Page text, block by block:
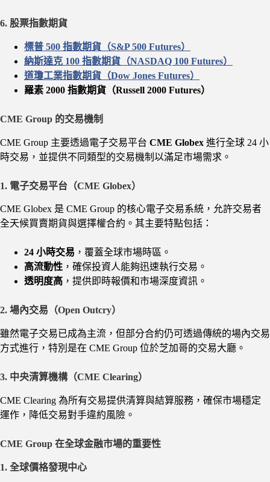
6. 股票指數期貨
標普 500 指數期貨（S&P 500 Futures）
納斯達克 100 指數期貨（NASDAQ 100 Futures）
道瓊工業指數期貨（Dow Jones Futures）
羅素 2000 指數期貨（Russell 2000 Futures）
CME Group 的交易機制
CME Group 主要透過電子交易平台 CME Globex 進行全球 24 小
時交易，並提供不同類型的交易機制以滿足市場需求。
1. 電子交易平台（CME Globex）
CME Globex 是 CME Group 的核心電子交易系統，允許交易者
全天候買賣期貨與選擇權合約。其主要特點包括：
24 小時交易 ，覆蓋全球市場時區。
高流動性 ，確保投資人能夠迅速執行交易。
透明度高 ，提供即時報價和市場深度資訊。
2. 場內交易（Open Outcry）
雖然電子交易已成為主流，但部分合約仍可透過傳統的場內交易
方式進行，特別是在 CME Group 位於芝加哥的交易大廳。
3. 中央清算機構（CME Clearing）
CME Clearing 為所有交易提供清算與結算服務，確保市場穩定
運作，降低交易對手違約風險。
CME Group 在全球金融市場的重要性
1. 全球價格發現中心